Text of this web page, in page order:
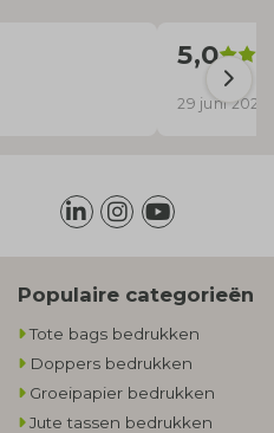
5,0
29 juni 2026
Populaire categorieën
Tote bags bedrukken
Doppers bedrukken
Groeipapier bedrukken
Jute tassen bedrukken